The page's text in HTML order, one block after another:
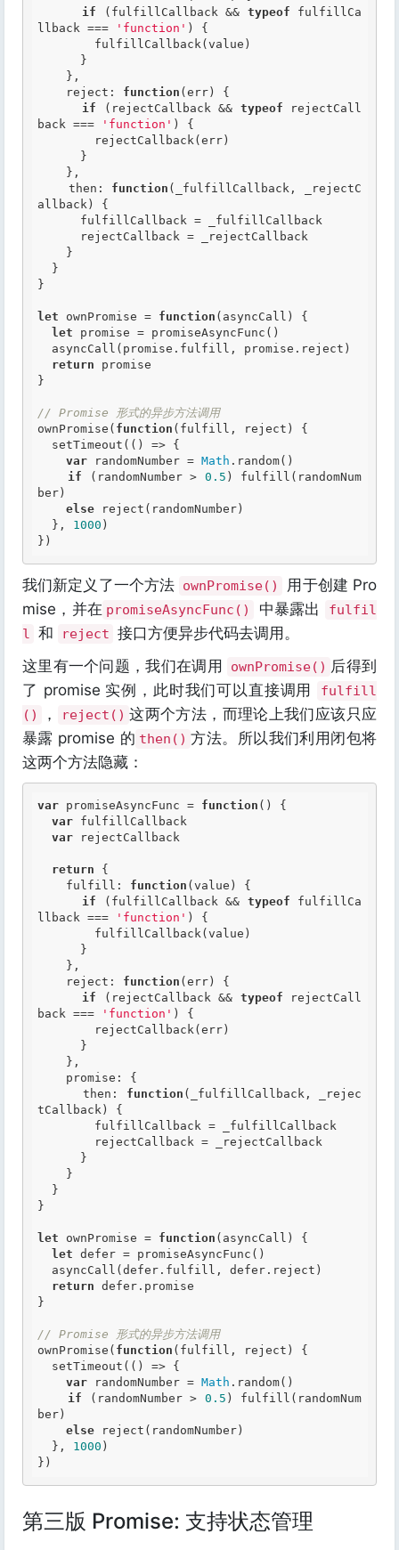
if (fulfillCallback && typeof fulfillCa
llback ===
'function' ) {
    reject:
function (err)
{
if (rejectCallback && typeof rejectCall
back ===
'function' ) {
    then:
function (_fulfillCallback, _rejectC
allback)
{
}
let ownPromise = function (asyncCall)
{
let promise = promiseAsyncFunc()
return promise
}
// Promise 形式的异步方法调用
ownPromise( function (fulfill, reject)
{
var randomNumber = Math .random()
if (randomNumber > 0.5 ) fulfill(randomNum
ber)
else reject(randomNumber)
  },
1000 )
我们新定义了一个方法 ownPromise()
用于创建 Pro
mise，并在 promiseAsyncFunc() 中暴露出
fulfil
l 和 reject 接口方便异步代码去调用。
这里有一个问题，我们在调用
ownPromise() 后得到
了 promise 实例，此时我们可以直接调用
fulfill
()
， reject() 这两个方法，而理论上我们应该只应
暴露 promise 的 then() 方法。所以我们利用闭包将
这两个方法隐藏：
var promiseAsyncFunc = function ()
{
var fulfillCallback
var rejectCallback
return {
    fulfill:
function (value)
{
if (fulfillCallback && typeof fulfillCa
llback ===
'function' ) {
    reject:
function (err)
{
if (rejectCallback && typeof rejectCall
back ===
'function' ) {
      then:
function (_fulfillCallback, _rejec
tCallback)
{
}
let ownPromise = function (asyncCall)
{
let defer = promiseAsyncFunc()
return defer.promise
}
// Promise 形式的异步方法调用
ownPromise( function (fulfill, reject)
{
var randomNumber = Math .random()
if (randomNumber > 0.5 ) fulfill(randomNum
ber)
else reject(randomNumber)
  },
1000 )
第三版 Promise: 支持状态管理